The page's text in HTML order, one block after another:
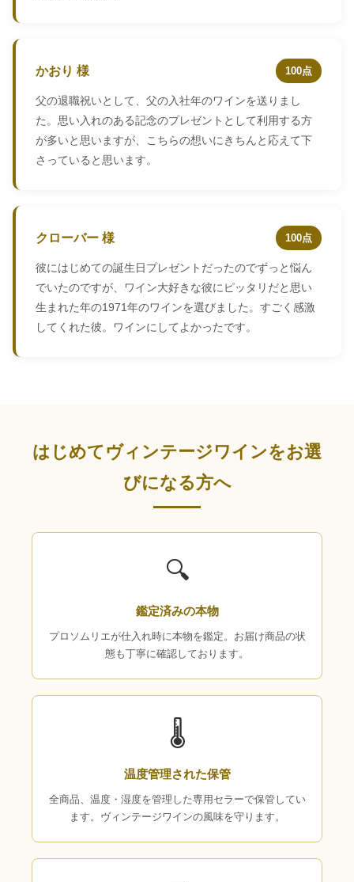
かおり 様 100点
父の退職祝いとして、父の入社年のワインを送りまし
た。思い入れのある記念のプレゼントとして利用する方
が多いと思いますが、こちらの想いにきちんと応えて下
さっていると思います。
クローバー 様 100点
彼にはじめての誕生日プレゼントだったのでずっと悩ん
でいたのですが、ワイン大好きな彼にピッタリだと思い
生まれた年の1971年のワインを選びました。すごく感激
してくれた彼。ワインにしてよかったです。
はじめてヴィンテージワインをお選
びになる方へ
🔍
鑑定済みの本物
プロソムリエが仕入れ時に本物を鑑定。お届け商品の状
態も丁寧に確認しております。
🌡
温度管理された保管
全商品、温度・湿度を管理した専用セラーで保管してい
ます。ヴィンテージワインの風味を守ります。